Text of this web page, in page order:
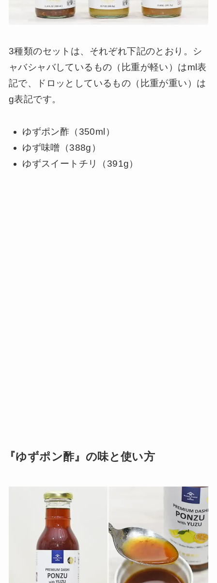
3種類のセットは、それぞれ下記のとおり。シ
ャバシャバしているもの（比重が軽い）はml表
記で、ドロッとしているもの（比重が重い）は
g表記です。
ゆずポン酢（350ml）
ゆず味噌（388g）
ゆずスイートチリ（391g）
『ゆずポン酢』の味と使い方